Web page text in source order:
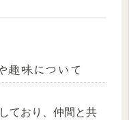
趣味について
ており、仲間と共